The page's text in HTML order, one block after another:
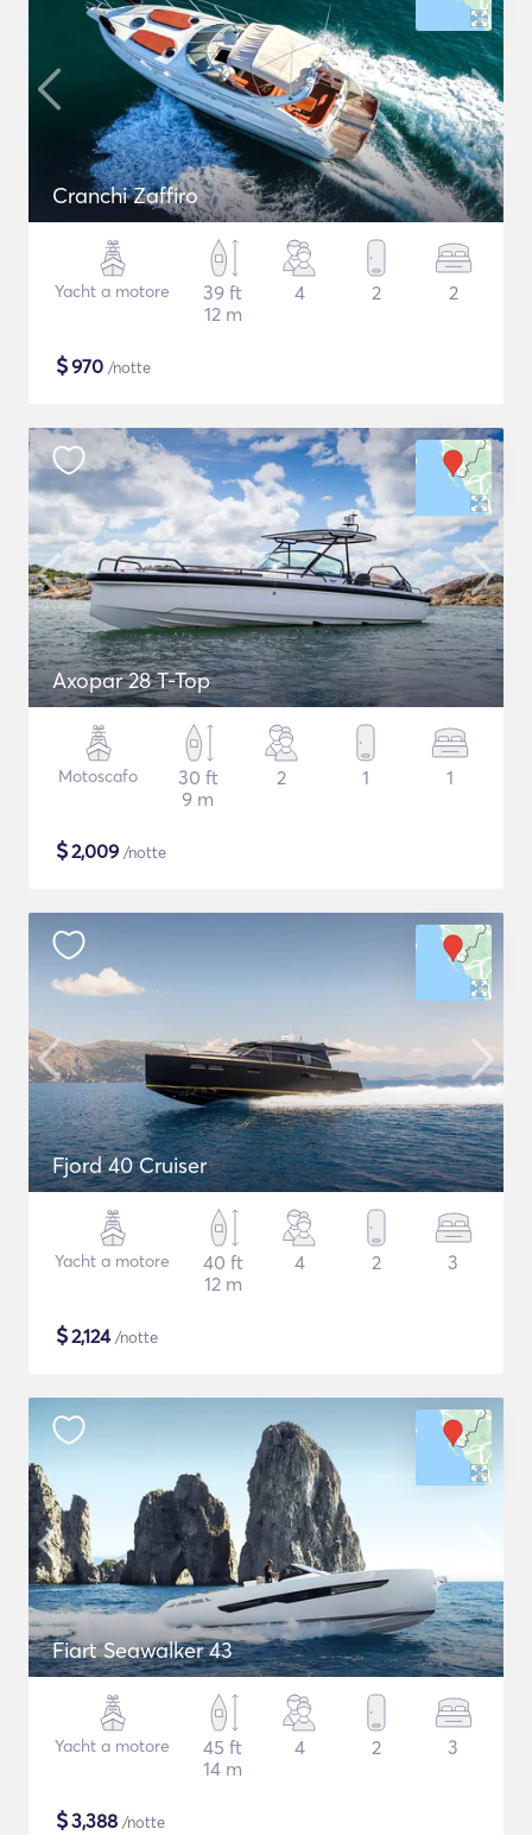
Cranchi Zaffiro
Yacht a motore
39 ft
12 m
4 2 2
$970 /notte
Axopar 28 T-Top
Motoscafo
30 ft
9 m
2 1 1
$2,009 /notte
Fjord 40 Cruiser
Yacht a motore
40 ft
12 m
4 2 3
$2,124/notte
Fiart Seawalker 43
Yacht a motore
45 ft
14 m
4 2 3
$3,388 /notte